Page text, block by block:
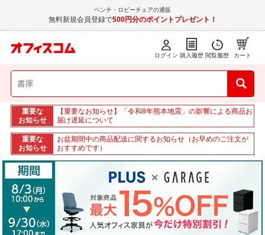
ベンチ・ロビーチェアの通販
無料新規会員登録で500円分のポイントプレゼント！
ログイン 購入履歴 閲覧履歴 カート
重要な
お知らせ
【重要なお知らせ】「令和8年熊本地震」の影響による商品お
届け遅延について
重要な
お知らせ
お盆期間中の商品配送に関するお知らせ（お早めのご注文が
おすすめです）